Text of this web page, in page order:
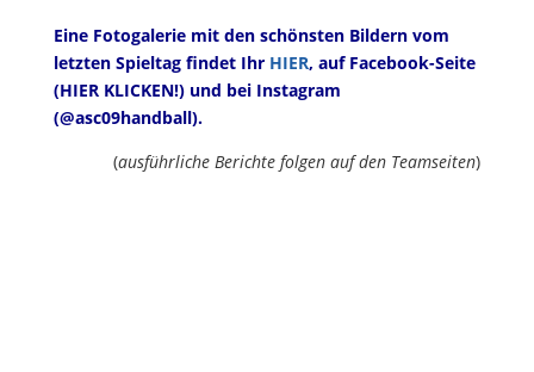
Eine Fotogalerie mit den schönsten Bildern vom
letzten Spieltag findet Ihr HIER, auf Facebook-Seite
(HIER KLICKEN!) und bei Instagram
(@asc09handball).
(ausführliche Berichte folgen auf den Teamseiten)